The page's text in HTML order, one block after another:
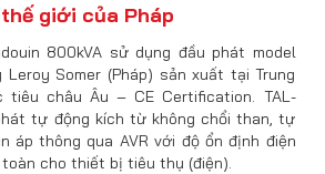
giới của Pháp
800kVA sử dụng đầu phát model
Leroy Somer (Pháp) sản xuất tại Trung
tiêu châu Âu – CE Certification. TAL-
tự động kích từ không chổi than, tự
áp thông qua AVR với độ ổn định điện
toàn cho thiết bị tiêu thụ (điện).